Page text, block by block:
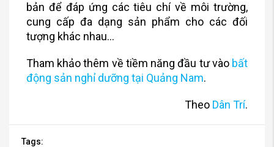
bản để đáp ứng các tiêu chí về môi trường,
cung cấp đa dạng sản phẩm cho các đối
tượng khác nhau…
Tham khảo thêm về tiềm năng đầu tư vào bất
động sản nghỉ dưỡng tại Quảng Nam.
Theo Dân Trí.
Tags: